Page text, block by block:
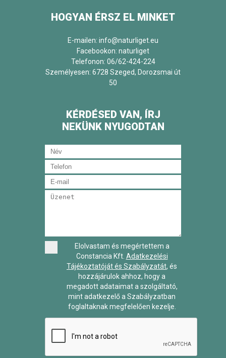
HOGYAN ÉRSZ EL MINKET
E-mailen: info@naturliget.eu
Facebookon: naturliget
Telefonon: 06/62-424-224
Személyesen: 6728 Szeged, Dorozsmai út
50
KÉRDÉSED VAN, ÍRJ
NEKÜNK NYUGODTAN
Elolvastam és megértettem a
Constancia Kft. Adatkezelési
Tájékoztatóját és Szabályzatát, és
hozzájárulok ahhoz, hogy a
megadott adataimat a szolgáltató,
mint adatkezelő a Szabályzatban
foglaltaknak megfelelően kezelje.